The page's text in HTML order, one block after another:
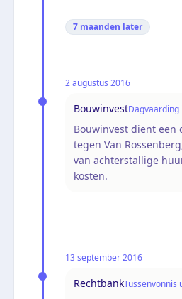
7 maanden later
2 augustus 2016
BouwinvestDagvaarding
Bouwinvest dient een
tegen Van
van achterstallige
kosten.
13 september 2016
RechtbankTussenvonnis